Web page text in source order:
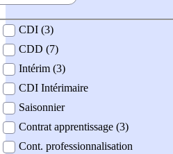
contrat
CDI (3)
CDD (7)
Intérim (3)
CDI Intérimaire
Saisonnier
Contrat apprentissage (3)
Cont. professionnalisation